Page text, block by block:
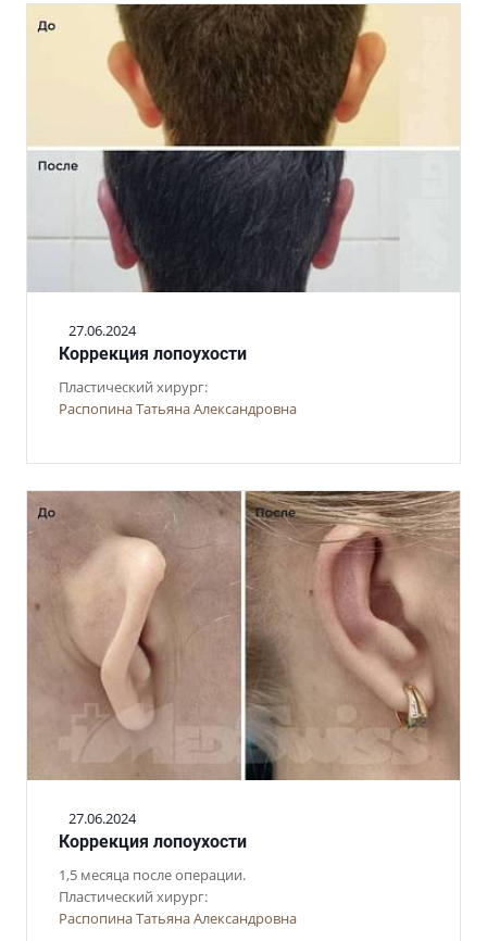
27.06.2024
Коррекция лопоухости
Пластический хирург:
Распопина Татьяна Александровна
27.06.2024
Коррекция лопоухости
1,5 месяца после операции.
Пластический хирург:
Распопина Татьяна Александровна